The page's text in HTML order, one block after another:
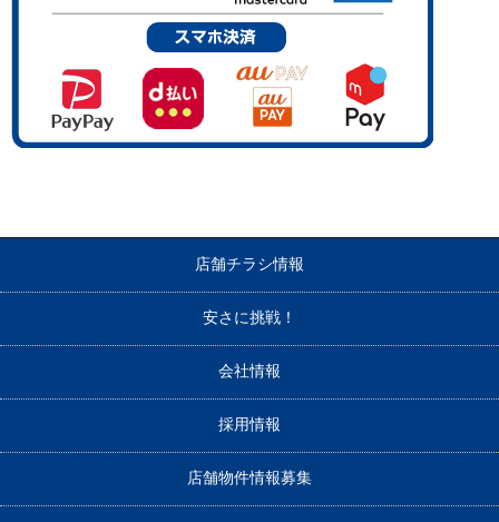
店舗チラシ情報
安さに挑戦！
会社情報
採用情報
店舗物件情報募集